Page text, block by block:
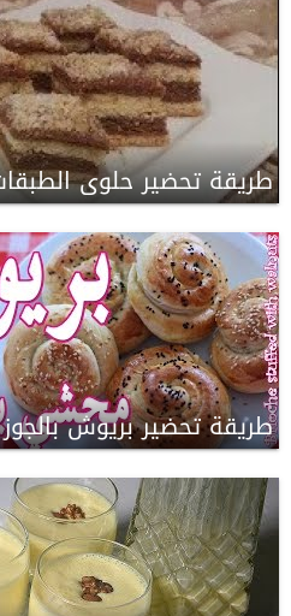
طريقة تحضير حلوى
طريقة تحضير بريوش بالجوز